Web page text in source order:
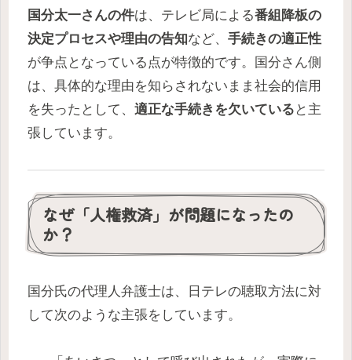
国分太一さんの件は、テレビ局による番組降板の
決定プロセスや理由の告知など、 手続きの適正性
が争点となっている点が特徴的です。国分さん側
は、具体的な理由を知らされないまま社会的信用
を失ったとして、 適正な手続きを欠いている と主
張しています。
なぜ「人権救済」が問題になったの
か？
国分氏の代理人弁護士は、日テレの聴取方法に対
して次のような主張をしています。